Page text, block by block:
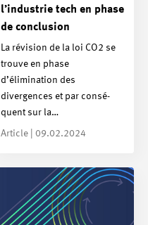
l’industrie tech en phase
de conclusion
La révision de la loi CO2 se
trouve en phase
d’élimination des
divergences et par consé-
quent sur la…
Article | 09.02.2024